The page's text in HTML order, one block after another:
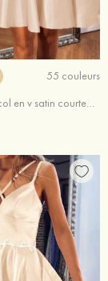
55 couleurs
Robe trapèze col en v satin courte/mini robe de fête de la rentrée